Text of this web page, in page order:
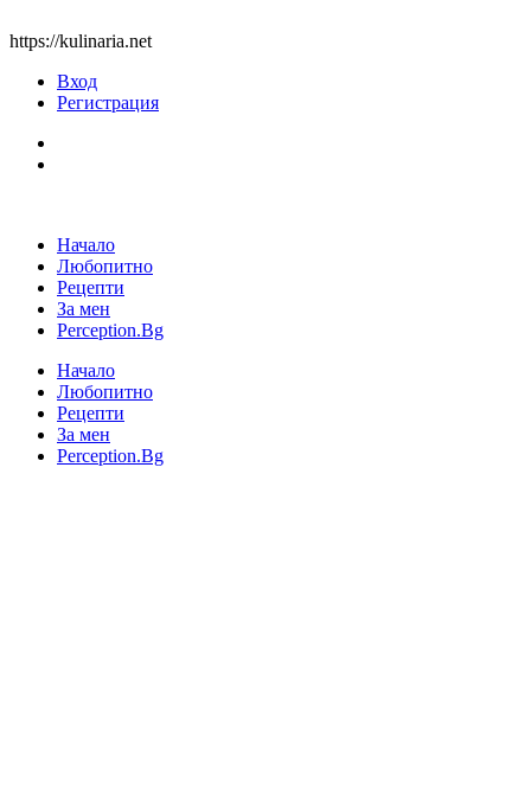
https://kulinaria.net
Вход
Регистрация
Начало
Любопитно
Рецепти
За мен
Perception.Bg
Начало
Любопитно
Рецепти
За мен
Perception.Bg